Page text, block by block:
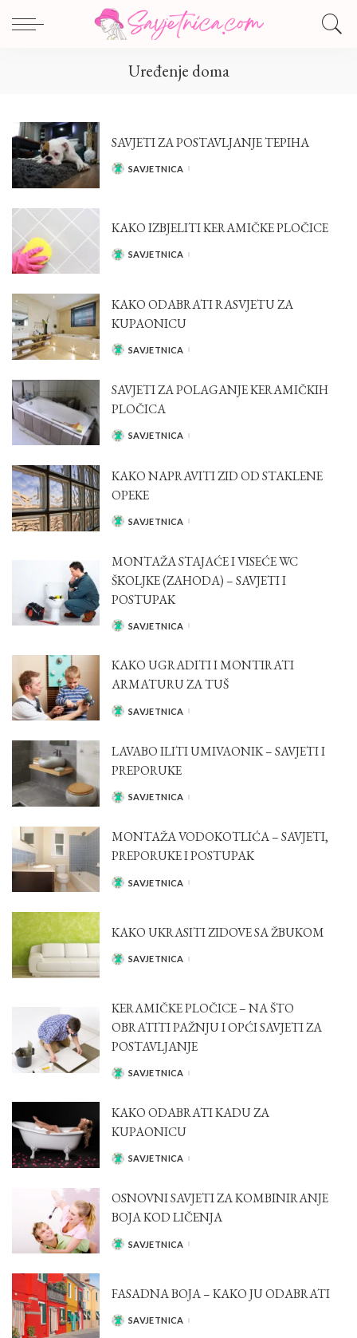
Uređenje doma
SAVJETI ZA POSTAVLJANJE TEPIHA
POSTED
SAVJETNICA
KAKO IZBJELITI KERAMIČKE PLOČICE
POSTED
SAVJETNICA
KAKO ODABRATI RASVJETU ZA
KUPAONICU
POSTED
SAVJETNICA
SAVJETI ZA POLAGANJE KERAMIČKIH
PLOČICA
POSTED
SAVJETNICA
KAKO NAPRAVITI ZID OD STAKLENE
OPEKE
POSTED
SAVJETNICA
MONTAŽA STAJAĆE I VISEĆE WC
ŠKOLJKE (ZAHODA) – SAVJETI I
POSTUPAK
POSTED
SAVJETNICA
KAKO UGRADITI I MONTIRATI
ARMATURU ZA TUŠ
POSTED
SAVJETNICA
LAVABO ILITI UMIVAONIK – SAVJETI I
PREPORUKE
POSTED
SAVJETNICA
MONTAŽA VODOKOTLIĆA – SAVJETI,
PREPORUKE I POSTUPAK
POSTED
SAVJETNICA
KAKO UKRASITI ZIDOVE SA ŽBUKOM
POSTED
SAVJETNICA
KERAMIČKE PLOČICE – NA ŠTO
OBRATITI PAŽNJU I OPĆI SAVJETI ZA
POSTAVLJANJE
POSTED
SAVJETNICA
KAKO ODABRATI KADU ZA
KUPAONICU
POSTED
SAVJETNICA
OSNOVNI SAVJETI ZA KOMBINIRANJE
BOJA KOD LIČENJA
POSTED
SAVJETNICA
FASADNA BOJA – KAKO JU ODABRATI
POSTED
SAVJETNICA